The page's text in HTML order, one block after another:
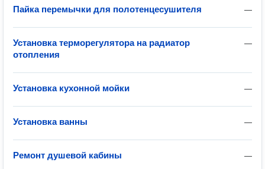
—
Пайка перемычки для полотенцесушителя
—
Установка терморегулятора на радиатор
отопления
—
Установка кухонной мойки
—
Установка ванны
—
Ремонт душевой кабины